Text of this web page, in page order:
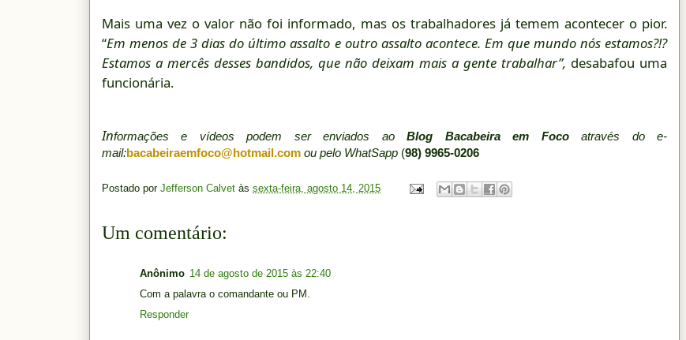
Mais uma vez o valor não foi informado, mas os trabalhadores já temem acontecer o pior.
“Em menos de 3 dias do último assalto e outro assalto acontece. Em que mundo nós estamos?!?
Estamos a mercês desses bandidos, que não deixam mais a gente trabalhar”, desabafou uma
funcionária.
Informações e vídeos podem ser enviados aoBlog Bacabeira em Focoatravés do e-
mail:bacabeiraemfoco@hotmail.com ou pelo WhatSapp (98) 9965-0206
Postado por Jefferson Calvet às sexta-feira, agosto 14, 2015
Um comentário:
Anônimo 14 de agosto de 2015 às 22:40
Com a palavra o comandante ou PM.
Responder